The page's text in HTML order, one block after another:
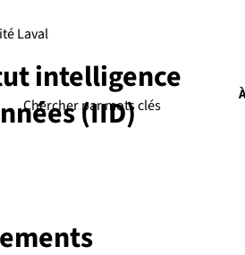
intelligence
(IID)
Laval